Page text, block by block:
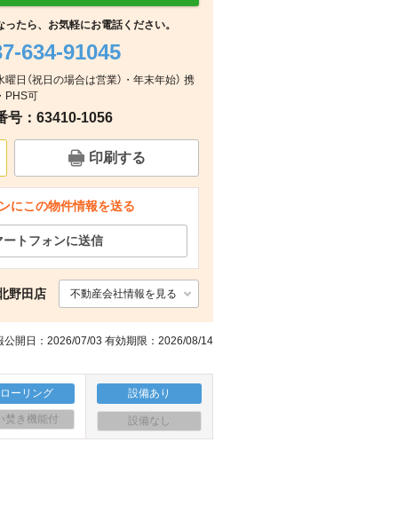
の他 その他
の他 その他
たら、お気軽にお電話ください。
634-91045
日（祝日の場合は営業）・年末年始） 携
PHS可
号：63410-1056
印刷する
にこの物件情報を送る
トフォンに送信
野田店 不動産会社情報を見る
公開日：2026/07/03 有効期限：2026/08/14
ーリング
焚き機能付
設備あり
設備なし